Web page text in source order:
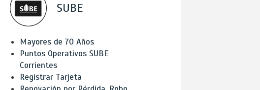
SUBE
Mayores de 70 Años
Puntos Operativos SUBE
Corrientes
Registrar Tarjeta